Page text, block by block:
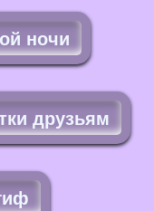
ночи
друзьям